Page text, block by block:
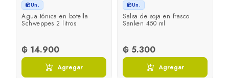
Un.
Agua tónica en botella
Schweppes 2 litros
₲ 14.900
Agregar
Un.
Salsa de soja en frasco
Sanken 450 ml
₲ 5.300
Agregar